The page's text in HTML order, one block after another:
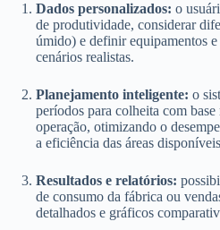
Dados personalizados: o
de produtividade, considerar
úmido) e definir equipamentos
cenários realistas.
Planejamento inteligente: o
períodos para colheita com base
operação, otimizando o
a eficiência das áreas
Resultados e relatórios:
de consumo da fábrica ou
detalhados e gráficos